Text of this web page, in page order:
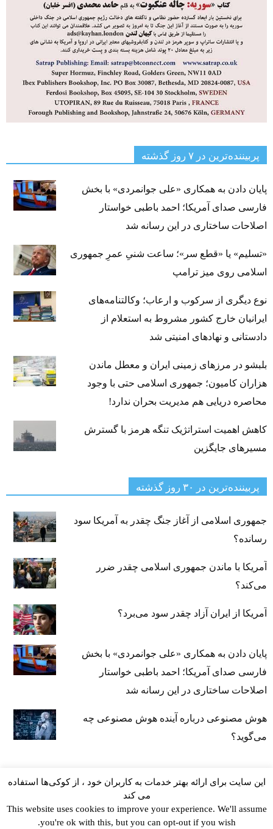
پربیننده‌ترین‌ در ۷ روز گذشته
پایان دادن به همکاری «علی جوانمردی» با بخش
فارسی صدای آمریکا؛ احمد باطبی خواستار
اصلاحات ساختاری در این رسانه شد
«تسلیم» یا «قطع سر»؛ ساعت شنیِ عمرِ جمهوری
اسلامی روی میز ترامپ
نوع دیگری از سرکوب و ارعاب؛ وکالتنامه‌های
ایرانیان خارج کشور مشروط به استعلام از
دادستانی و نهادهای امنیتی شد
بلبشو در مرزهای زمینی ایران و معطل ماندن
هزاران کامیون؛ جمهوری اسلامی حتی با وجود
محاصره دریایی هم مدیریت بحران ندارد!
کاهش اهمیت استراتژیک تنگه‌ هرمز با گسترش
مسیرهای جایگزین
پربیننده‌ترین‌ در ۳۰ روز گذشته
جمهوری اسلامی از آغاز جنگ چقدر به آمریکا سود
رسانده؟
آمریکا با ماندن جمهوری اسلامی چقدر ضرر
می‌کند؟
آمریکا از ایران آزاد چقدر سود می‌برد؟
پایان دادن به همکاری «علی جوانمردی» با بخش
فارسی صدای آمریکا؛ احمد باطبی خواستار
اصلاحات ساختاری در این رسانه شد
هوش مصنوعی درباره آینده هوش مصنوعی چه
می‌گوید؟
این سایت برای ارائه بهتر خدمات به کاربران خود ، از کوکی‌ها استفاده
می کند
This website uses cookies to improve your experience. We'll assume
you're ok with this, but you can opt-out if you wish.